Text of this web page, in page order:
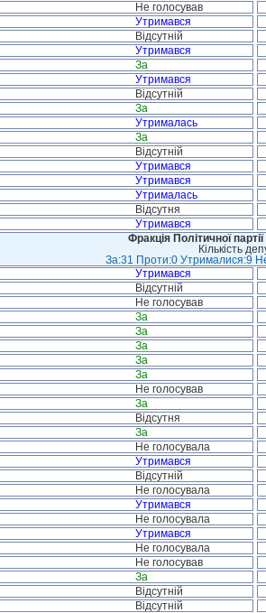
Не голосував
Утримався
Відсутній
Утримався
За
Утримався
Відсутній
За
Утрималась
За
Відсутній
Утримався
Утримався
Утрималась
Відсутня
Утримався
Фракція Політичної
Кількість
За:31 Проти:0 Утрималися:9 Не
Утримався
Відсутній
Не голосував
За
За
За
За
За
Не голосував
За
Відсутня
За
Не голосувала
Утримався
Відсутній
Не голосувала
Утримався
Не голосувала
Утримався
Не голосувала
Не голосував
За
Відсутній
Відсутній